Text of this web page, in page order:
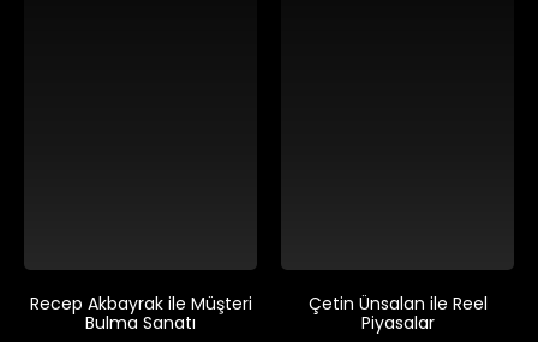
Recep Akbayrak ile Müşteri
Bulma Sanatı
Çetin Ünsalan ile Reel
Piyasalar